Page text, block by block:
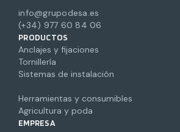
info@grupodesa.es
(+34) 977 60 84 06
PRODUCTOS
Anclajes y fijaciones
Tornillería
Sistemas de instalación
Herramientas y consumibles
Agricultura y poda
EMPRESA